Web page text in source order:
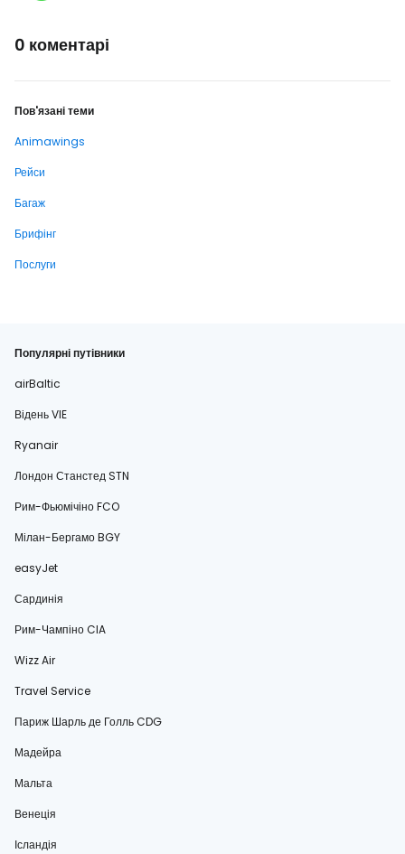
0 коментарі
Пов'язані теми
Animawings
Рейси
Багаж
Брифінг
Послуги
Популярні путівники
airBaltic
Відень VIE
Ryanair
Лондон Станстед STN
Рим-Фьюмічіно FCO
Мілан-Бергамо BGY
easyJet
Сардинія
Рим-Чампіно CIA
Wizz Air
Travel Service
Париж Шарль де Голль CDG
Мадейра
Мальта
Венеція
Ісландія